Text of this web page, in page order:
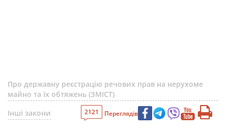
Про державну реєстрацію речових прав на нерухоме
майно та їх обтяжень (ЗМІСТ)
Інші закони
2121 Переглядів